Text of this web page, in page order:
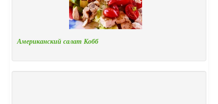
Американский салат Кобб